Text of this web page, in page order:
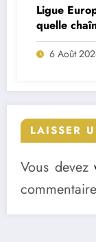
Ligue
quelle
match ?
6 Août
LAISSER
Vous devez